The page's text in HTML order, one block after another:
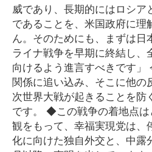
威であり、長期的にはロシア
であることを、米国政府に
ん。そのためにも、まずは日
ライナ戦争を早期に終結し、
向けるよう進言すべきです」
関係に追い込み、そこに他の
次世界大戦が起きることを
です。 ◆この戦争の着地点
観をもって、幸福実現党は、
化に向けた独自外交と、中露